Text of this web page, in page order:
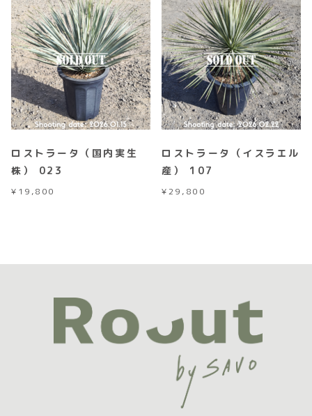
ロストラータ（国内実生
株） 023
¥ 19,800
ロストラータ（イスラエル
産） 107
¥29,800